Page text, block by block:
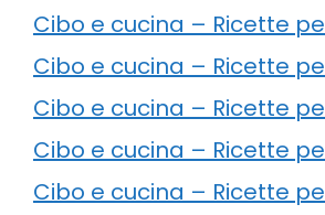
Cibo e cucina – Ricette
Cibo e cucina – Ricette
Cibo e cucina – Ricette
Cibo e cucina – Ricette
Cibo e cucina – Ricette